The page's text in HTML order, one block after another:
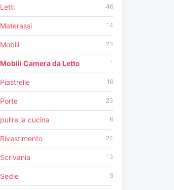
Letti 46
Materassi 14
Mobili 23
Mobili Camera da Letto 1
Piastrelle 16
Porte 23
pulire la cucina 6
Rivestimento 24
Scrivania 13
Sedie 5